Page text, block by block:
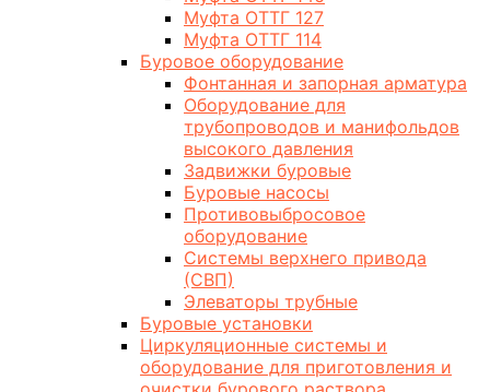
Муфта ОТТГ 127
Муфта ОТТГ 114
Буровое оборудование
Фонтанная и запорная арматура
Оборудование для
трубопроводов и манифольдов
высокого давления
Задвижки буровые
Буровые насосы
Противовыбросовое
оборудование
Системы верхнего привода
(СВП)
Элеваторы трубные
Буровые установки
Циркуляционные системы и
оборудование для приготовления и